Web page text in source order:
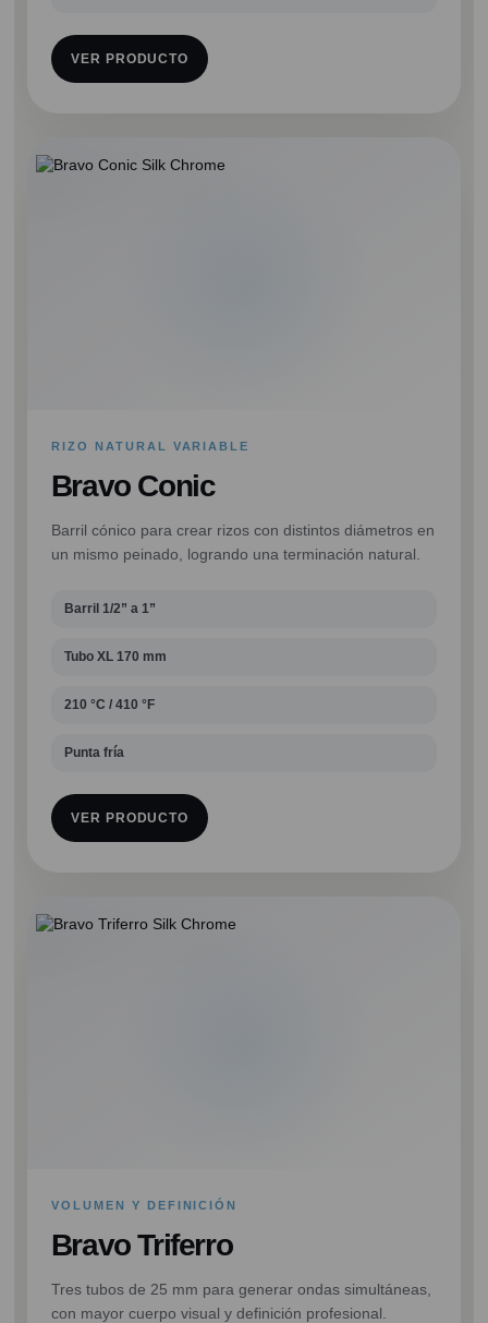
VER PRODUCTO
RIZO NATURAL VARIABLE
Bravo Conic
Barril cónico para crear rizos con distintos diámetros en
un mismo peinado, logrando una terminación natural.
Barril 1/2” a 1”
Tubo XL 170 mm
210 °C / 410 °F
Punta fría
VER PRODUCTO
VOLUMEN Y DEFINICIÓN
Bravo Triferro
Tres tubos de 25 mm para generar ondas simultáneas,
con mayor cuerpo visual y definición profesional.